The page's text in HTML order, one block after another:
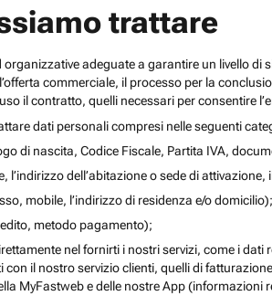
trattare
adeguate a garantire un livello
commerciale, il processo per la
il contratto, quelli necessari per consentire
dati personali compresi nelle seguenti
di nascita, Codice Fiscale, Partita IVA,
dell’abitazione o sede di
mobile, l’indirizzo di residenza e/o domicilio);
metodo pagamento);
nel fornirti i nostri servizi, come i
il nostro servizio clienti, quelli di
MyFastweb e delle nostre App